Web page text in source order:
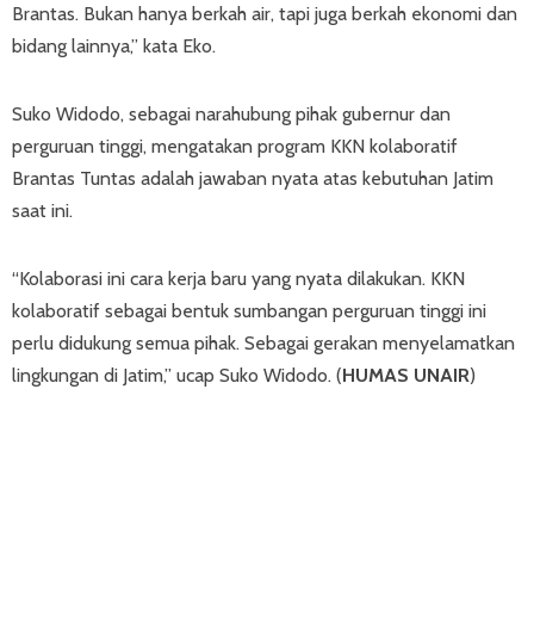
Brantas. Bukan hanya berkah air, tapi juga berkah ekonomi dan
bidang lainnya,” kata Eko.
Suko Widodo, sebagai narahubung pihak gubernur dan
perguruan tinggi, mengatakan program KKN kolaboratif
Brantas Tuntas adalah jawaban nyata atas kebutuhan Jatim
saat ini.
“Kolaborasi ini cara kerja baru yang nyata dilakukan. KKN
kolaboratif sebagai bentuk sumbangan perguruan tinggi ini
perlu didukung semua pihak. Sebagai gerakan menyelamatkan
lingkungan di Jatim,” ucap Suko Widodo. (HUMAS UNAIR)